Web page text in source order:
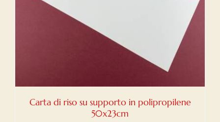
Carta di riso su supporto in polipropilene
50x23cm